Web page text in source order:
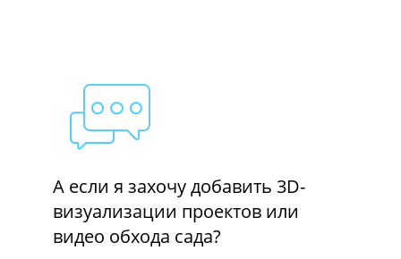
А если я захочу добавить 3D-
визуализации проектов или
видео обхода сада?